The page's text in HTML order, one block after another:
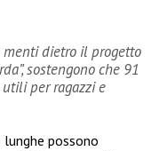
menti dietro il progetto
sostengono che 91
per ragazzi e
possono